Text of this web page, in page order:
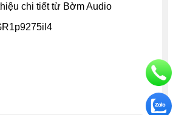
chi tiết từ Bờm Audio